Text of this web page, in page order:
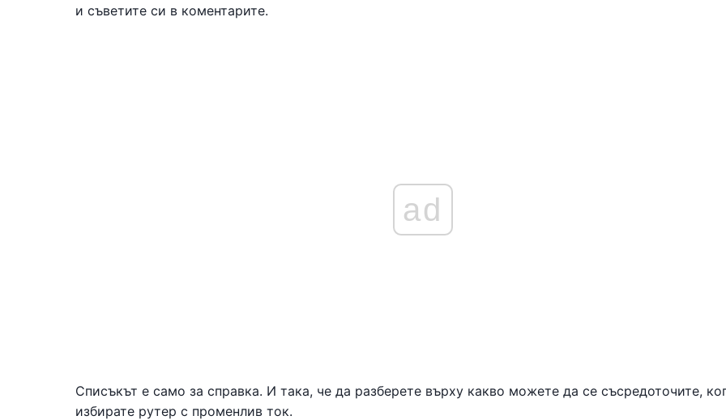
и съветите си в коментарите.
ad
Списъкът е само за справка. И така, че да разберете върху какво можете да се съсредоточите,
избирате рутер с променлив ток.